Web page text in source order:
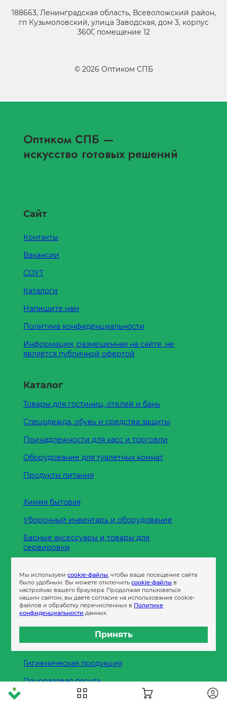
188663, Ленинградская область, Всеволожский район,
гп Кузьмоловский, улица Заводская, дом 3, корпус
360Г, помещение 12
© 2026 Оптиком СПБ
Оптиком СПБ —
искусство готовых решений
Сайт
Контакты
Вакансии
СОУТ
Каталоги
Напишите нам
Политика конфиденциальности
Информация, размещенная на сайте, не
является публичной офертой
Каталог
Товары для гостиниц, отелей и бань
Спецодежда, обувь и средства защиты
Принадлежности для касс и торговли
Оборудование для туалетных комнат
Продукты питания
Химия бытовая
Уборочный инвентарь и оборудование
Барные аксессуары и товары для
сервировки
Пленка
Пакеты и сумки
Контейнеры
Бумага офисная
Гигиеническая продукция
Одноразовая посуда
Мы используемcookie-файлы, чтобы ваше посещение сайта
было удобным. Вы можете отключитьcookie-файлы в
настройках вашего браузера. Продолжая пользоваться
нашим сайтом, вы даете согласие на использование cookie-
файлов и обработку перечисленных в Политике
конфиденциальности данных.
Принять